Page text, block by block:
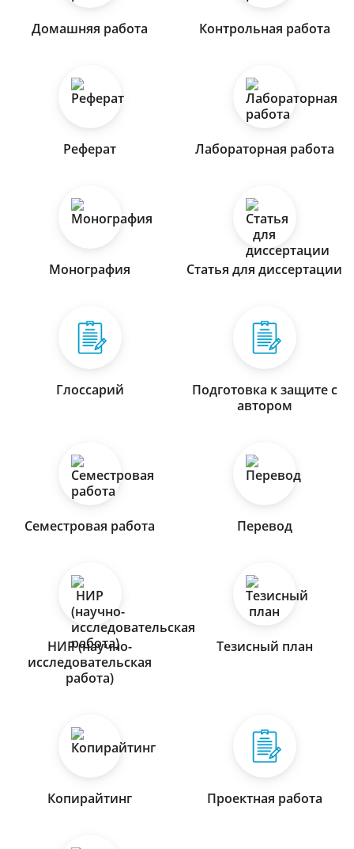
Домашняя работа Контрольная работа
Реферат Лабораторная работа
Монография Статья для диссертации
Глоссарий
Подготовка к защите с
автором
Семестровая работа Перевод
НИР (научно-
исследовательская
работа)
Тезисный план
Копирайтинг Проектная работа